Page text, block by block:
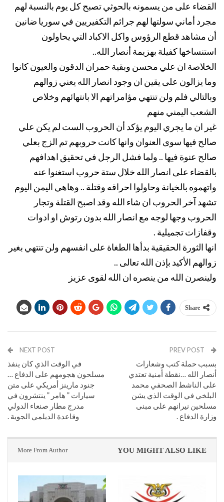
القضاء على من يسمونه بالحوثي تصبح كل يوم بالنسبة لهم
مجرد أماني سولتها لهم جرائم التكفيريين في سوريا ضانين
أن مشاهد قطع الرؤوس واكل الاكباد التي يحاولون
استنساخها كفيلة بهزيمة أنصار الله..
الخلاصة ان علي محسن وبقية حمران الدقون والعيون كانوا
وما يزالون على يقين ان وجود انصار الله يعني زوالهم
وبالتالي فلم ولن تنتهي مؤامراتهم الا بانتهائهم وخلاص
الشعب اليمني منهم
غير ان ما يجري اليوم يؤكد أن الحروب الست لم يكن علي
صالح فيها سوى العنوان وانها كانت حروبهم تم الزج بعلي
صالح عنوة فيها .. ولما فشل الرجل في تحقيق اهدافهم
بالقضاء على انصار الله خلال ستة حروب استغنوا عنه
واتهموه بالخيانة وحاولوا احراقه وقتلة .. وهاهي اليمن اليوم
تشهد آخر الحروب ان شاء الله وقد اصبح القتلة وتجار
الحروب وجها لوجه مع انصار الله بدون رتوش او ادوات
وقفازات تجميلية .
انها الثورة الحقيقية بدأها الطغاة على انفسهم ولن تنتهي بغير
زوالهم الأكيد بإذن الله تعالى ..
ولينصرن الله من ينصره ان الله لقوى عزيز
Share
بسبب حملة كتب وشعارات
أنصار الله …نقطة أمنية تعتدي
على الناشط الصحفي محمد
البلخي في الوقت الذي يشن
مسلحين نيرانهم على مبنى
وزارة الدفاع .
NEXT POST
في الوقت الذي كان ينفذ
مسلحون هجومهم على الدفاع …
جنود مارينز أمريكي على متن
سيارات ” هامر ” ينتشرون في
مدرج مطار صنعاء الدولي
وقاعدة الديلمي الجوية .
YOU MIGHT ALSO LIKE
More From Author